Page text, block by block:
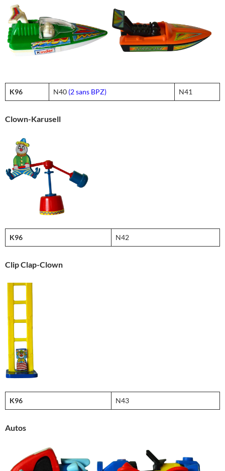
K96 N40 (2 sans BPZ) N41
Clown-Karusell
K96 N42
Clip Clap-Clown
K96 N43
Autos